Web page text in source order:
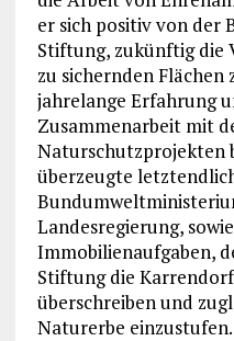
er sich positiv von der
Stiftung, zukünftig die
zu sichernden Flächen
jahrelange Erfahrung
Zusammenarbeit mit
Naturschutzprojekten
überzeugte
Landesregierung,
Immobilienaufgaben,
Stiftung die
überschreiben und
Naturerbe einzustufen.